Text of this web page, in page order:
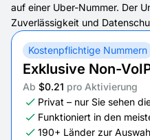
auf einer Uber-Nummer. Der
Zuverlässigkeit und
Kostenpflichtige Nummern
Exklusive Non-
Ab $0.21 pro Aktivierung
Privat – nur Sie sehen
Funktioniert in den
190+ Länder zur